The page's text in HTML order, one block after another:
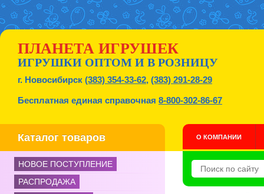
ПЛАНЕТА ИГРУШЕК
ИГРУШКИ ОПТОМ И В РОЗНИЦУ
г. Новосибирск (383) 354-33-62, (383) 291-28-29
Бесплатная единая справочная 8-800-302-86-67
Каталог товаров О КОМПАНИИ
НОВОЕ ПОСТУПЛЕНИЕ
РАСПРОДАЖА